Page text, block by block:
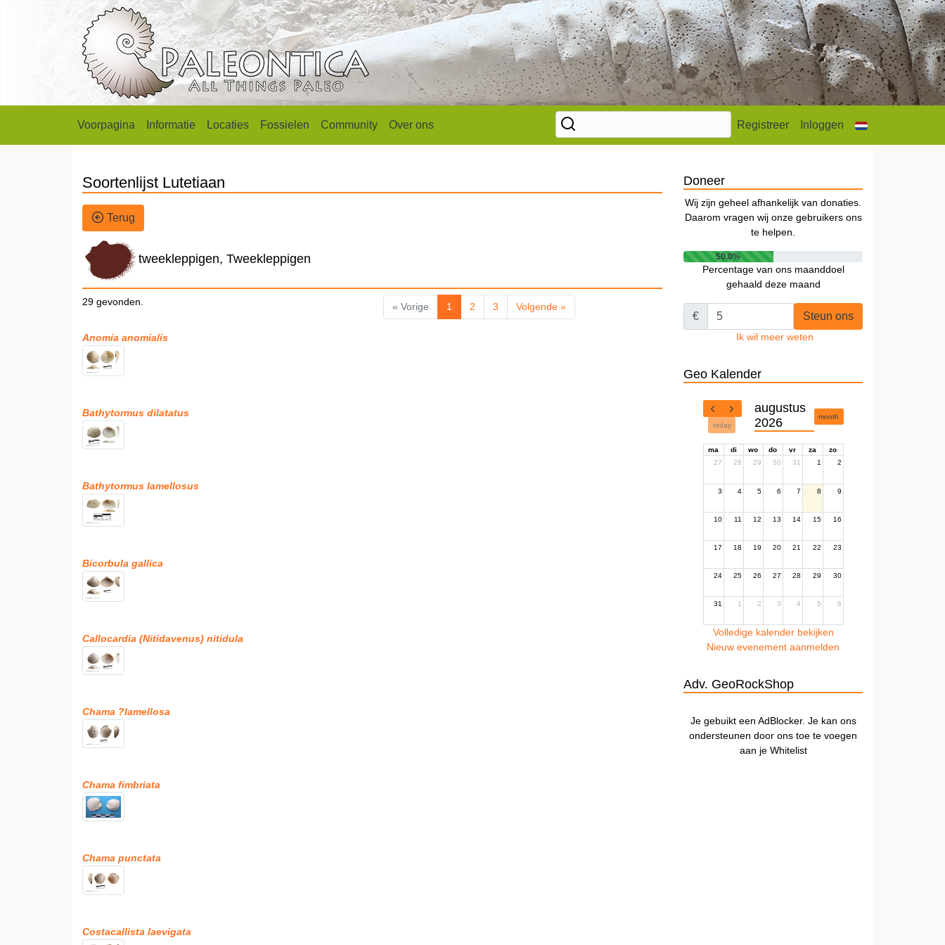
Voorpagina Informatie Locaties Fossielen Community Over ons Registreer Inloggen
Soortenlijst Lutetiaan
Terug
tweekleppigen, Tweekleppigen
29 gevonden. « Vorige 1 2 3 Volgende »
Anomia anomialis
Bathytormus dilatatus
Bathytormus lamellosus
Bicorbula gallica
Callocardia (Nitidavenus) nitidula
Chama ?lamellosa
Chama fimbriata
Chama punctata
Costacallista laevigata
Doneer
Wij zijn geheel afhankelijk van donaties.
Daarom vragen wij onze gebruikers ons
te helpen.
50.0%
Percentage van ons maanddoel
gehaald deze maand
€ Steun ons
Ik wil meer weten
Geo Kalender
today
augustus
2026
month
ma di wo do vr za
zo
27
28 29 30 31 1 2
3 4 5 6 7 8 9
10 11 12 13 14 15 16
17 18 19 20 21 22 23
24 25 26 27 28 29 30
31 1 2 3 4 5 6
Volledige kalender bekijken
Nieuw evenement aanmelden
Adv. GeoRockShop
Je gebuikt een AdBlocker. Je kan ons
ondersteunen door ons toe te voegen
aan je Whitelist